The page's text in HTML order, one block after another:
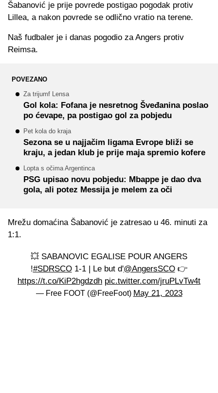
Šabanović je prije povrede postigao pogodak protiv
Lillea, a nakon povrede se odlično vratio na terene.
Naš fudbaler je i danas pogodio za Angers protiv
Reimsa.
POVEZANO
Za trijumf Lensa
Gol kola: Fofana je nesretnog Šveđanina poslao
po ćevape, pa postigao gol za pobjedu
Pet kola do kraja
Sezona se u najjačim ligama Evrope bliži se
kraju, a jedan klub je prije maja spremio kofere
Lopta s očima Argentinca
PSG upisao novu pobjedu: Mbappe je dao dva
gola, ali potez Messija je melem za oči
Mrežu domaćina Šabanović je zatresao u 46. minuti za
1:1.
💥 SABANOVIC EGALISE POUR ANGERS
!#SDRSCO1-1 | Le but d'@AngersSCO👉
https://t.co/KiP2hgdzdh pic.twitter.com/jruPLvTw4t
— Free FOOT (@FreeFoot) May 21, 2023